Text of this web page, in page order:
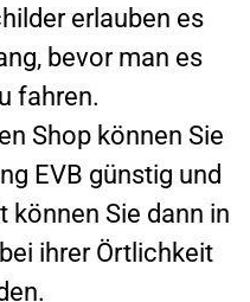
erlauben es
bevor man es
fahren.
Shop können Sie
EVB günstig und
können Sie dann in
ihrer Örtlichkeit